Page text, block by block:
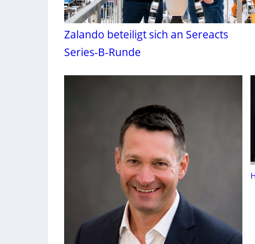
Zalando beteiligt sich an Sereacts
Series-B-Runde